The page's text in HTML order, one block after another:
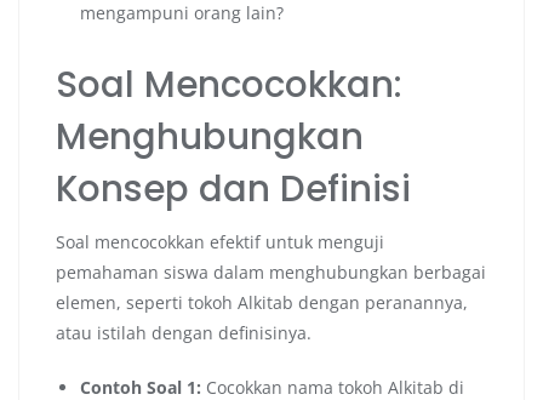
mengampuni orang lain?
Soal Mencocokkan:
Menghubungkan
Konsep dan Definisi
Soal mencocokkan efektif untuk menguji
pemahaman siswa dalam menghubungkan berbagai
elemen, seperti tokoh Alkitab dengan peranannya,
atau istilah dengan definisinya.
Contoh Soal 1: Cocokkan nama tokoh Alkitab di